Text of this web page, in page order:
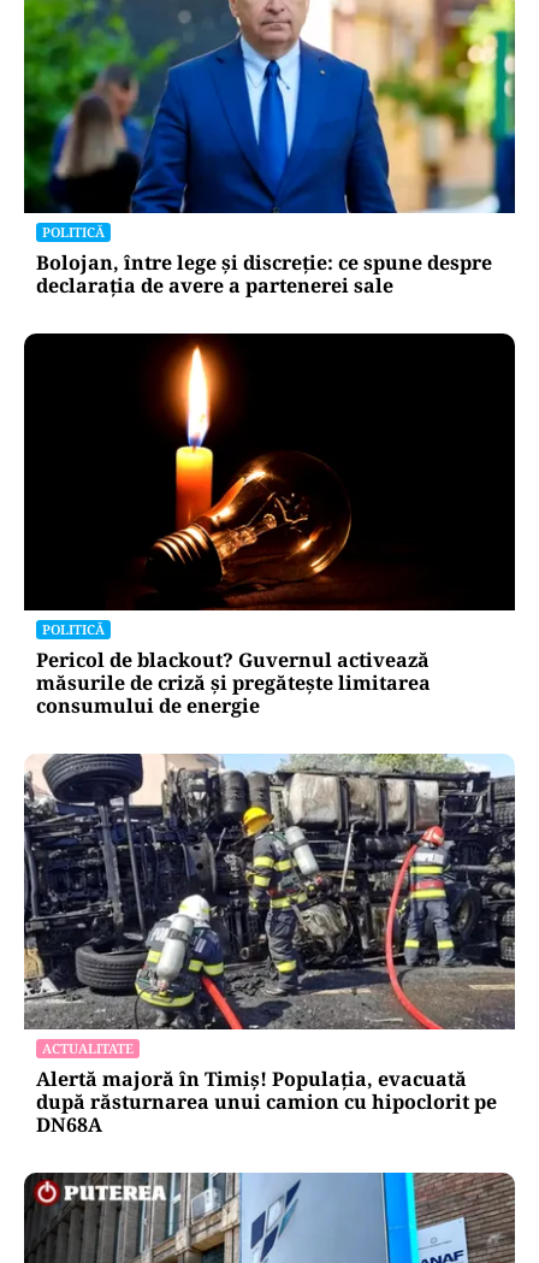
POLITICĂ
Bolojan, între lege și discreție: ce spune despre
declarația de avere a partenerei sale
POLITICĂ
Pericol de blackout? Guvernul activează
măsurile de criză și pregătește limitarea
consumului de energie
ACTUALITATE
Alertă majoră în Timiș! Populația, evacuată
după răsturnarea unui camion cu hipoclorit pe
DN68A